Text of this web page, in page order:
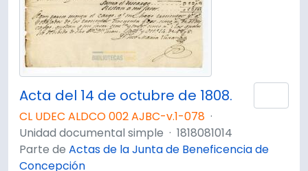
Acta del 14 de octubre de 1808.
CL UDEC ALDCO 002 AJBC-v.1-078 ·
Unidad documental simple · 1818081014
Parte de Actas de la Junta de Beneficencia de
Concepción